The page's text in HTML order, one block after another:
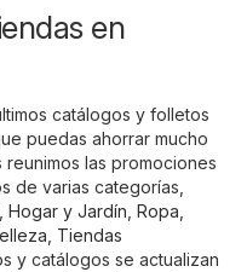
en
catálogos y folletos
puedas ahorrar mucho
las promociones
de varias categorías,
Hogar y Jardín Ropa,
Tiendas
y catálogos se actualizan